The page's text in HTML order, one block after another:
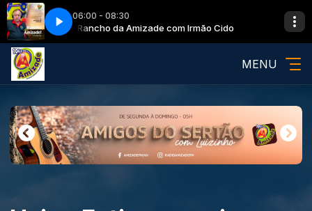
06:00 - 08:30
Rancho da Amizade com Irmão Cido
MENU